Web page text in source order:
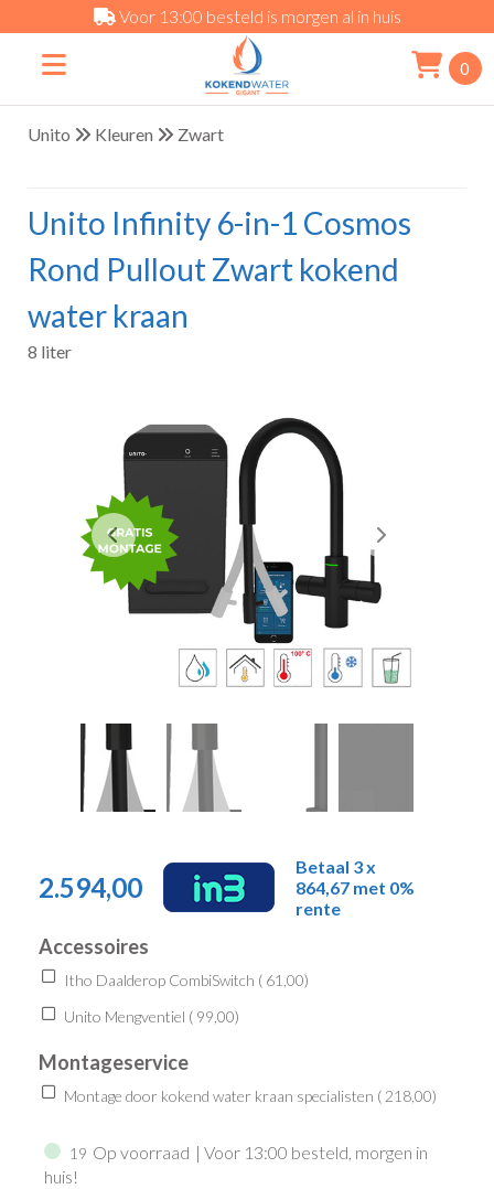
Voor 13:00 besteld is morgen al in huis
0
Unito Kleuren Zwart
Unito Infinity 6-in-1 Cosmos
Rond Pullout Zwart kokend
water kraan
8 liter
2.594,00
Betaal 3 x
864,67 met 0%
rente
Accessoires
Itho Daalderop CombiSwitch ( 61,00)
Unito Mengventiel ( 99,00)
Montageservice
Montage door kokend water kraan specialisten ( 218,00)
19 Op voorraad | Voor 13:00 besteld, morgen in
huis!